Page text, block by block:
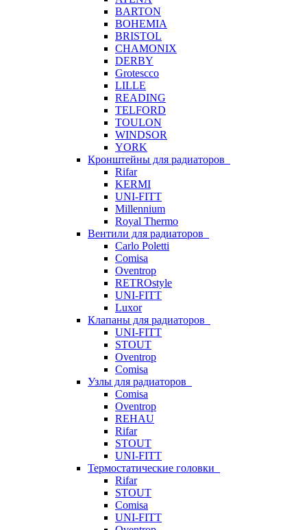
BARTON
BOHEMIA
BRISTOL
CHAMONIX
DERBY
Grotescco
LILLE
READING
TELFORD
TOULON
WINDSOR
YORK
Кронштейны для радиаторов
Rifar
KERMI
UNI-FITT
Millennium
Royal Thermo
Вентили для радиаторов
Carlo Poletti
Comisa
Oventrop
RETROstyle
UNI-FITT
Luxor
Клапаны для радиаторов
UNI-FITT
STOUT
Oventrop
Comisa
Узлы для радиаторов
Comisa
Oventrop
REHAU
Rifar
STOUT
UNI-FITT
Термостатические головки
Rifar
STOUT
Comisa
UNI-FITT